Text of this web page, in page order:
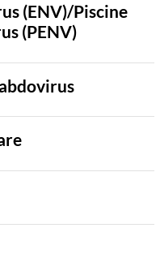
(ENV)/Piscine
(PENV)